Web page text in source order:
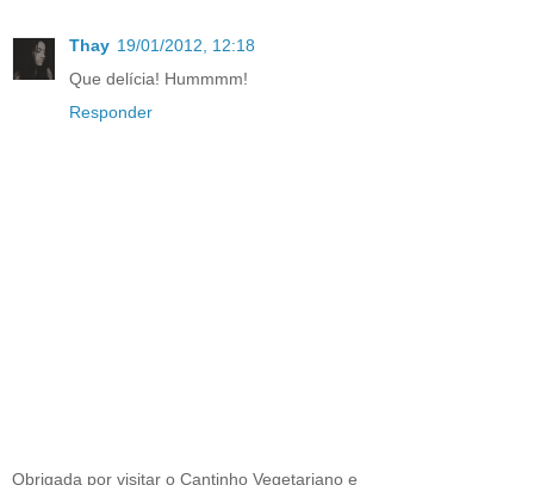
Thay 19/01/2012, 12:18
Que delícia! Hummmm!
Responder
Obrigada por visitar o Cantinho Vegetariano e